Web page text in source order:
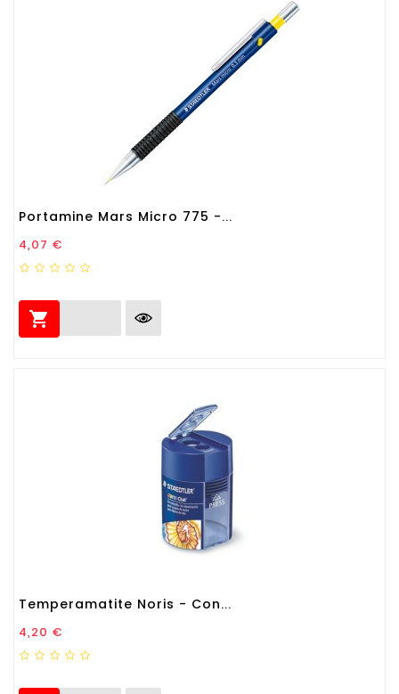
Portamine Mars Micro 775 -...
Prezzo
4,07 €

Temperamatite Noris - Con...
Prezzo
4,20 €